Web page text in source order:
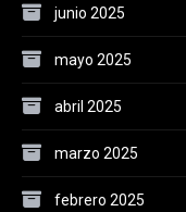
junio 2025
mayo 2025
abril 2025
marzo 2025
febrero 2025